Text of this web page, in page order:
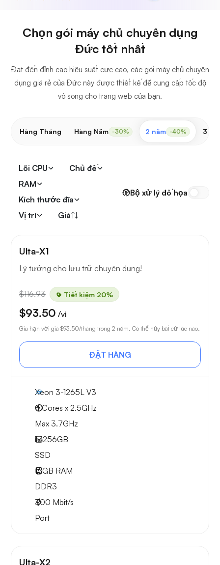
Chọn gói máy chủ chuyên dụng
Đức tốt nhất
Đạt đến đỉnh cao hiệu suất cực cao, các gói máy chủ chuyên
dụng giá rẻ của Đức này được thiết kế để cung cấp tốc độ
vô song cho trang web của bạn.
Hàng Tháng Hàng Năm -30% 2 năm -40% 3
Lõi CPU
Chủ đề
RAM
Kích thước đĩa
Vị trí
Giá
Bộ xử lý đồ họa
Ulta-X1
Lý tưởng cho lưu trữ chuyên dụng!
$116.93 Tiết kiệm 20%
$93.50 /vì
Gia hạn với giá $93.50/tháng trong 2 năm. Có thể hủy bất cứ lúc nào.
ĐẶT HÀNG
Xeon 3-1265L V3
4 Cores x 2.5GHz
Max 3.7GHz
1x256GB
SSD
16GB RAM
DDR3
300 Mbit/s
Port
Ulta-X2